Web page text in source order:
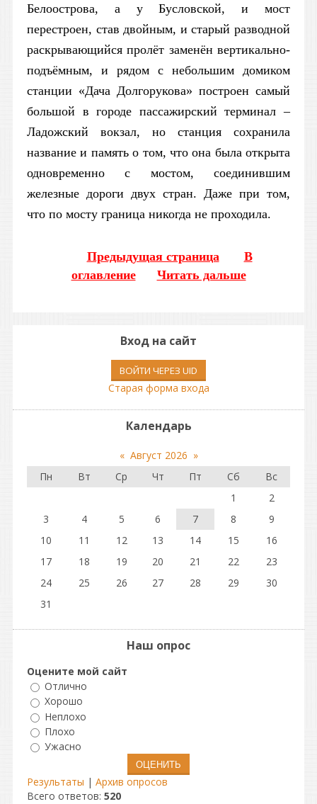
Белоострова, а у Бусловской, и мост
перестроен, став двойным, и старый разводной
раскрывающийся пролёт заменён вертикально-
подъёмным, и рядом с небольшим домиком
станции «Дача Долгорукова» построен самый
большой в городе пассажирский терминал –
Ладожский вокзал, но станция сохранила
название и память о том, что она была открыта
одновременно с мостом, соединившим
железные дороги двух стран. Даже при том,
что по мосту граница никогда не проходила.
Предыдущая страница
В
оглавление
Читать дальше
Вход на сайт
ВОЙТИ ЧЕРЕЗ UID
Старая форма входа
Календарь
« Август 2026 »
Пн
Вт Ср Чт Пт Сб
Вс
1
2
3
4 5 6 7 8
9
10
11 12 13 14 15
16
17
18 19 20 21 22
23
24
25 26 27 28 29
30
31
Наш опрос
Оцените мой сайт
Отлично
Хорошо
Неплохо
Плохо
Ужасно
Результаты | Архив опросов
Всего ответов: 520